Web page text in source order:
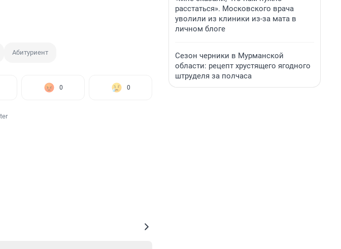
Абитуриент
0 0
расстаться». Московского врача
уволили из клиники из-за мата в
личном блоге
Сезон черники в Мурманской
области: рецепт хрустящего ягодного
штруделя за полчаса